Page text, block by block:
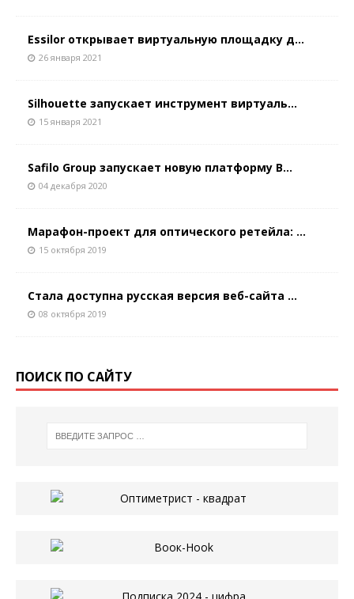
Essilor открывает виртуальную площадку д...
26 января 2021
Silhouette запускает инструмент виртуаль...
15 января 2021
Safilo Group запускает новую платформу B...
04 декабря 2020
Марафон-проект для оптического ретейла: ...
15 октября 2019
Стала доступна русская версия веб-сайта ...
08 октября 2019
ПОИСК ПО САЙТУ